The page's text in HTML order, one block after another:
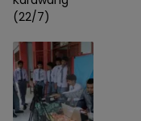
(22/7)